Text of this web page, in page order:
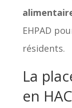
EHPAD
résidents.
La
en